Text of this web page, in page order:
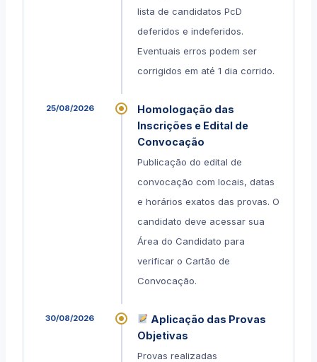
lista de candidatos PcD
deferidos e indeferidos.
Eventuais erros podem ser
corrigidos em até 1 dia corrido.
25/08/2026
Homologação das
Inscrições e Edital de
Convocação
Publicação do edital de
convocação com locais, datas
e horários exatos das provas. O
candidato deve acessar sua
Área do Candidato para
verificar o Cartão de
Convocação.
30/08/2026
Aplicação das Provas
Objetivas
Provas realizadas